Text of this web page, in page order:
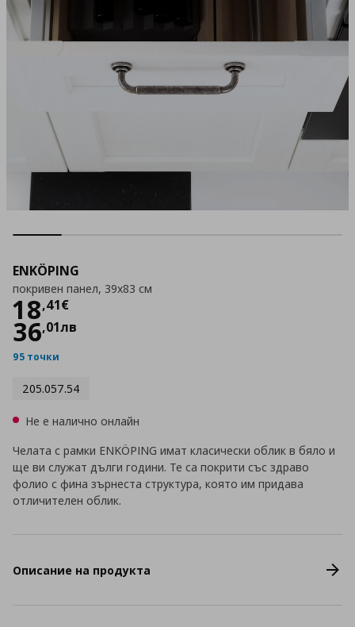
ENKÖPING
покривен панел, 39x83 см
18,41€
Цена
36,01лв
95 точки
205.057.54
Не е налично онлайн
Челата с рамки ENKÖPING имат класически облик в бяло и
ще ви служат дълги години. Те са покрити със здраво
фолио с фина зърнеста структура, която им придава
отличителен облик.
Описание на продукта